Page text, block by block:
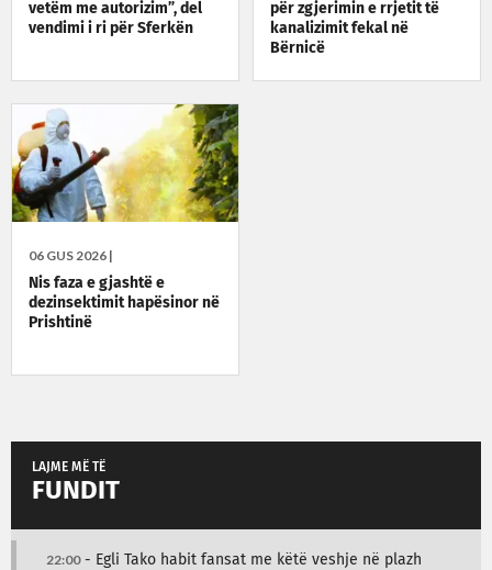
vetëm me autorizim”, del
vendimi i ri për Sferkën
për zgjerimin e rrjetit të
kanalizimit fekal në
Bërnicë
06 GUS 2026 |
Nis faza e gjashtë e
dezinsektimit hapësinor në
Prishtinë
LAJME MË TË
FUNDIT
22:00- Egli Tako habit fansat me këtë veshje në plazh